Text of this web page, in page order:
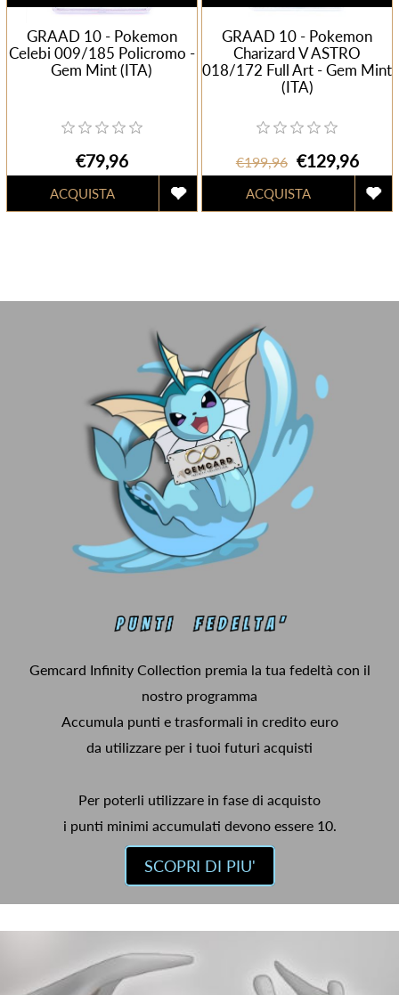
GRAAD 10 - Pokemon
Celebi 009/185 Policromo -
Gem Mint (ITA)
€79,96
GRAAD 10 - Pokemon
Charizard V ASTRO
018/172 Full Art - Gem Mint
(ITA)
€199,96 €129,96
Gemcard Infinity Collection premia la tua fedeltà con il
nostro programma
Accumula punti e trasformali in credito euro
da utilizzare per i tuoi futuri acquisti
Per poterli utilizzare in fase di acquisto
i punti minimi accumulati devono essere 10.
SCOPRI DI PIU'